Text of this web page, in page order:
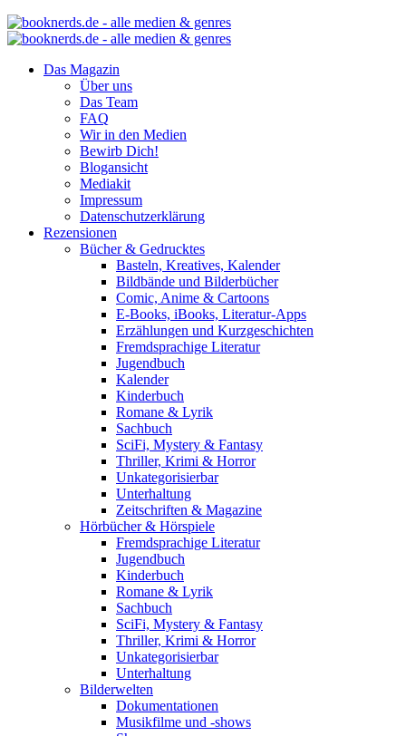
Das Magazin
Über uns
Das Team
FAQ
Wir in den Medien
Bewirb Dich!
Blogansicht
Mediakit
Impressum
Datenschutzerklärung
Rezensionen
Bücher & Gedrucktes
Basteln, Kreatives, Kalender
Bildbände und Bilderbücher
Comic, Anime & Cartoons
E-Books, iBooks, Literatur-Apps
Erzählungen und Kurzgeschichten
Fremdsprachige Literatur
Jugendbuch
Kalender
Kinderbuch
Romane & Lyrik
Sachbuch
SciFi, Mystery & Fantasy
Thriller, Krimi & Horror
Unkategorisierbar
Unterhaltung
Zeitschriften & Magazine
Hörbücher & Hörspiele
Fremdsprachige Literatur
Jugendbuch
Kinderbuch
Romane & Lyrik
Sachbuch
SciFi, Mystery & Fantasy
Thriller, Krimi & Horror
Unkategorisierbar
Unterhaltung
Bilderwelten
Dokumentationen
Musikfilme und -shows